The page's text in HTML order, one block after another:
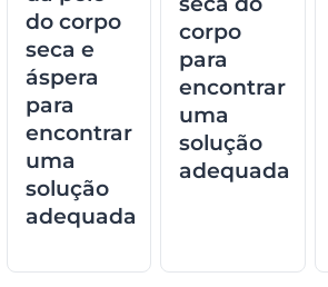
do corpo
seca e
áspera
para
encontrar
uma
solução
adequada
corpo
para
encontrar
uma
solução
adequada